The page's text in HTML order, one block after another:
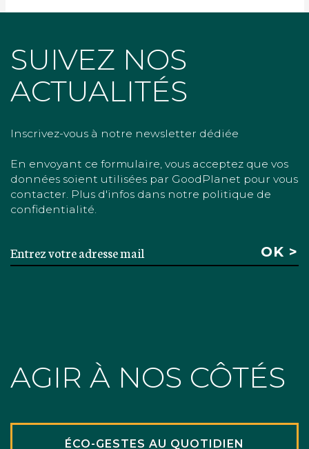
SUIVEZ NOS
ACTUALITÉS
Inscrivez-vous à notre newsletter dédiée
En envoyant ce formulaire, vous acceptez que vos
données soient utilisées par GoodPlanet pour vous
contacter. Plus d'infos dans notre politique de
confidentialité.
AGIR À NOS CÔTÉS
ÉCO-GESTES AU QUOTIDIEN